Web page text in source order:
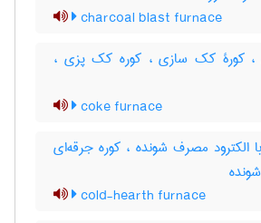
charcoal blast furnace
کورۀ کک سازی ، کوره کک پزی ،
coke furnace
الکترود مصرف شونده ، کوره جرقه‌ای
cold-hearth furnace